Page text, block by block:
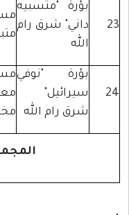
"متسبيه
شرق رام
مستوطنة
متبيه داني
"نوفي
رام الله
مستوطنة
معاليه
مخماس
المجموع